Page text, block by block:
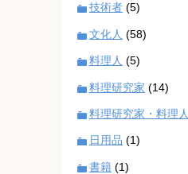
技術者 (5)
文化人 (58)
料理人 (5)
料理研究家 (14)
料理研究家・料理人
日用品 (1)
書籍 (1)